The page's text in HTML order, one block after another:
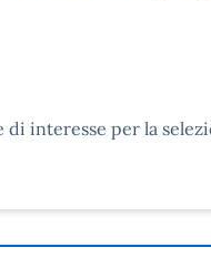
di interesse per la